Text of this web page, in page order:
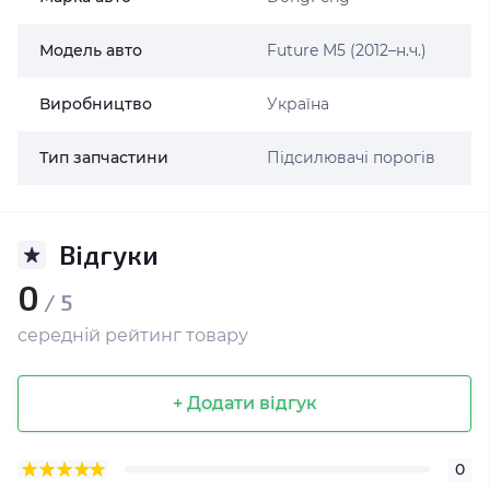
Модель авто Future M5 (2012–н.ч.)
Виробництво Україна
Тип запчастини Підсилювачі порогів
Відгуки
0 / 5
середній рейтинг товару
+ Додати відгук
0